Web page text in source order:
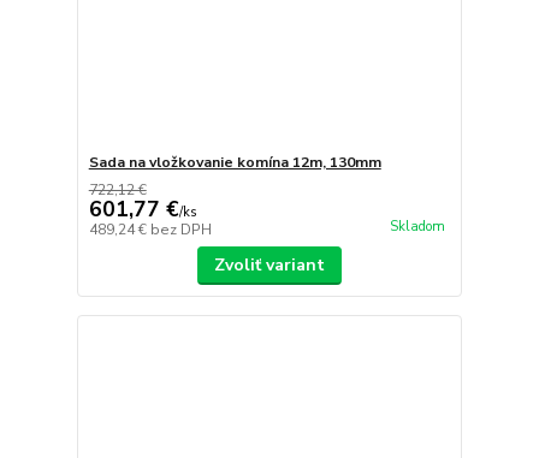
Sada na vložkovanie komína 12m, 130mm
722,12 €
601,77 €/ks
489,24 € bez DPH Skladom
Zvoliť variant